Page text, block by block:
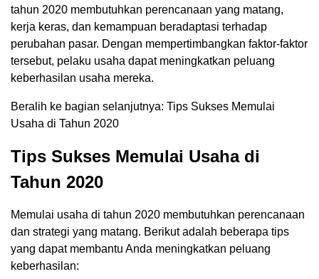
tahun 2020 membutuhkan perencanaan yang matang,
kerja keras, dan kemampuan beradaptasi terhadap
perubahan pasar. Dengan mempertimbangkan faktor-faktor
tersebut, pelaku usaha dapat meningkatkan peluang
keberhasilan usaha mereka.
Beralih ke bagian selanjutnya: Tips Sukses Memulai
Usaha di Tahun 2020
Tips Sukses Memulai Usaha di
Tahun 2020
Memulai usaha di tahun 2020 membutuhkan perencanaan
dan strategi yang matang. Berikut adalah beberapa tips
yang dapat membantu Anda meningkatkan peluang
keberhasilan: